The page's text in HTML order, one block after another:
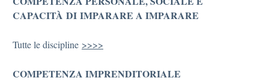
CAPACITÀ DI IMPARARE A IMPARARE
Tutte le discipline >>>>
COMPETENZA IMPRENDITORIALE